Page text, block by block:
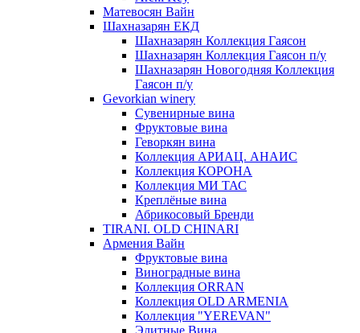
Матевосян Вайн
Шахназарян ЕКД
Шахназарян Коллекция Гаясон
Шахназарян Коллекция Гаясон п/у
Шахназарян Новогодняя Коллекция
Гаясон п/у
Gevorkian winery
Сувенирные вина
Фруктовые вина
Геворкян вина
Коллекция АРИАЦ. АНАИС
Коллекция КОРОНА
Коллекция МИ ТАС
Креплёные вина
Абрикосовый Бренди
TIRANI. OLD CHINARI
Армения Вайн
Фруктовые вина
Виноградные вина
Коллекция ORRAN
Коллекция OLD ARMENIA
Коллекция "YEREVAN"
Элитные Вина